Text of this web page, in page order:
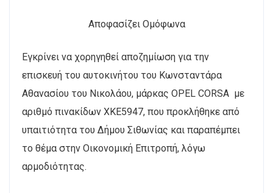
Αποφασίζει Ομόφωνα
Εγκρίνει να χορηγηθεί αποζημίωση για την
επισκευή του αυτοκινήτου του Κωνσταντάρα
Αθανασίου του Νικολάου, μάρκας OPEL CORSA με
αριθμό πινακίδων ΧΚΕ5947, που προκλήθηκε από
υπαιτιότητα του Δήμου Σιθωνίας και παραπέμπει
το θέμα στην Οικονομική Επιτροπή, λόγω
αρμοδιότητας.